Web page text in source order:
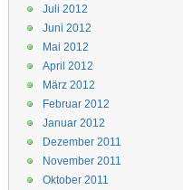
Juli 2012
Juni 2012
Mai 2012
April 2012
März 2012
Februar 2012
Januar 2012
Dezember 2011
November 2011
Oktober 2011